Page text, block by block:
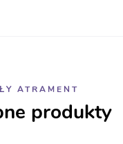
ATRAMENT
produkty